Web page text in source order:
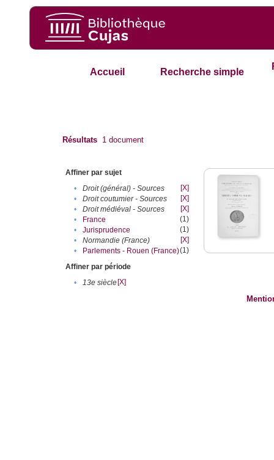
Accueil Recherche simple
Résultats 1 document
Affiner par sujet
•
Droit (général) - Sources
[X]
•
Droit coutumier - Sources
[X]
•
Droit médiéval - Sources
[X]
•
France
(1)
•
Jurisprudence
(1)
•
Normandie (France)
[X]
•
Parlements - Rouen (France)(1)
Affiner par période
•
13e siècle[X]